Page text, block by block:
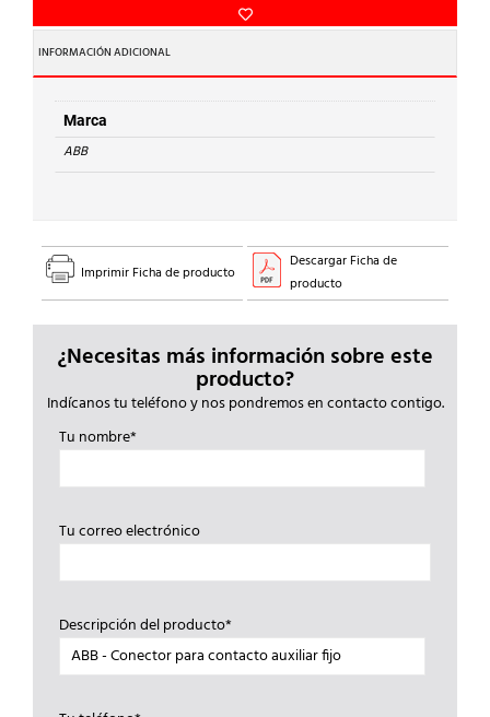
para
contacto
auxiliar
fijo
cantidad
INFORMACIÓN ADICIONAL
Marca
ABB
Imprimir Ficha de producto
Descargar Ficha de
producto
¿Necesitas más información sobre este
producto?
Indícanos tu teléfono y nos pondremos en contacto contigo.
Tu nombre*
Tu correo electrónico
Descripción del producto*